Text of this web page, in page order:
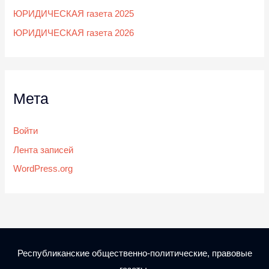
ЮРИДИЧЕСКАЯ газета 2025
ЮРИДИЧЕСКАЯ газета 2026
Мета
Войти
Лента записей
WordPress.org
Республиканские общественно-политические, правовые